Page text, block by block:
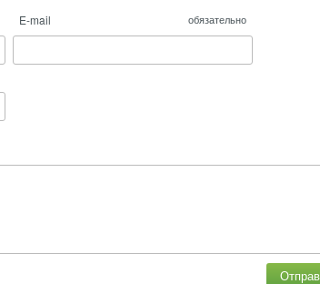
E-mail обязательно